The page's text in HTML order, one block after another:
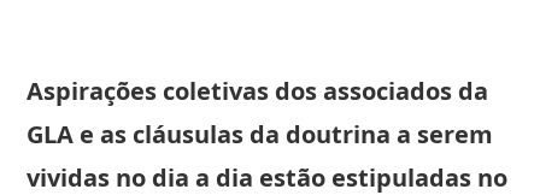
Aspirações coletivas dos associados da
GLA e as cláusulas da doutrina a serem
vividas no dia a dia estão estipuladas no